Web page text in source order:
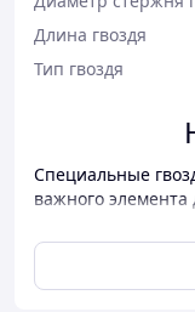
Длина гвоздя
Тип гвоздя
Специальные
важного элемента
высокая
весьма широкой
используются